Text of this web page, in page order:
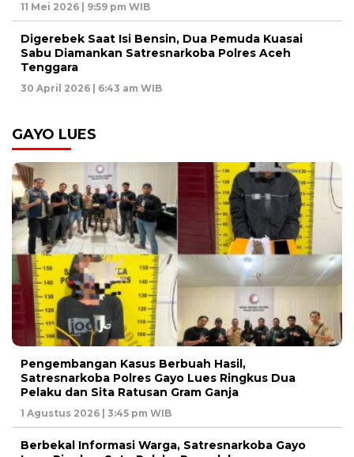
11 Mei 2026 | 9:59 pm WIB
Digerebek Saat Isi Bensin, Dua Pemuda Kuasai
Sabu Diamankan Satresnarkoba Polres Aceh
Tenggara
30 April 2026 | 6:43 am WIB
GAYO LUES
Pengembangan Kasus Berbuah Hasil,
Satresnarkoba Polres Gayo Lues Ringkus Dua
Pelaku dan Sita Ratusan Gram Ganja
1 Agustus 2026 | 3:45 pm WIB
Berbekal Informasi Warga, Satresnarkoba Gayo